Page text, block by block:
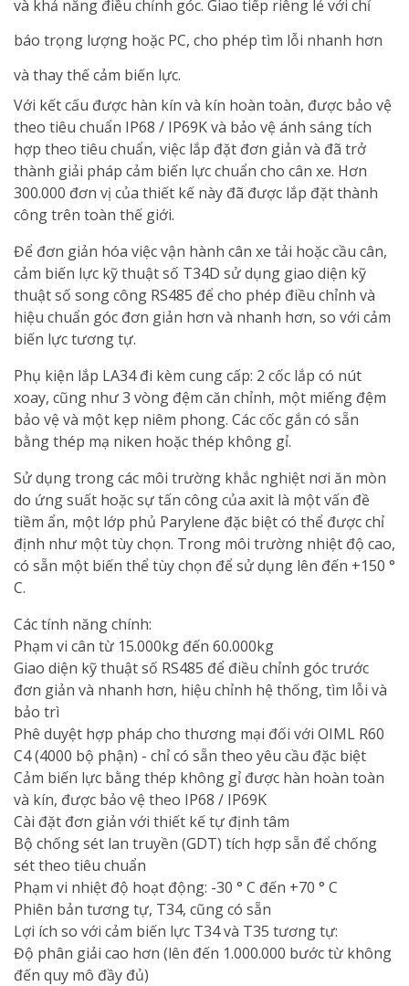
và khả năng điều chỉnh góc. Giao tiếp riêng lẻ với chỉ
báo trọng lượng hoặc PC, cho phép tìm lỗi nhanh hơn
và thay thế cảm biến lực.
Với kết cấu được hàn kín và kín hoàn toàn, được bảo vệ
theo tiêu chuẩn IP68 / IP69K và bảo vệ ánh sáng tích
hợp theo tiêu chuẩn, việc lắp đặt đơn giản và đã trở
thành giải pháp cảm biến lực chuẩn cho cân xe. Hơn
300.000 đơn vị của thiết kế này đã được lắp đặt thành
công trên toàn thế giới.
Để đơn giản hóa việc vận hành cân xe tải hoặc cầu cân,
cảm biến lực kỹ thuật số T34D sử dụng giao diện kỹ
thuật số song công RS485 để cho phép điều chỉnh và
hiệu chuẩn góc đơn giản hơn và nhanh hơn, so với cảm
biến lực tương tự.
Phụ kiện lắp LA34 đi kèm cung cấp: 2 cốc lắp có nút
xoay, cũng như 3 vòng đệm căn chỉnh, một miếng đệm
bảo vệ và một kẹp niêm phong. Các cốc gắn có sẵn
bằng thép mạ niken hoặc thép không gỉ.
Sử dụng trong các môi trường khắc nghiệt nơi ăn mòn
do ứng suất hoặc sự tấn công của axit là một vấn đề
tiềm ẩn, một lớp phủ Parylene đặc biệt có thể được chỉ
định như một tùy chọn. Trong môi trường nhiệt độ cao,
có sẵn một biến thể tùy chọn để sử dụng lên đến +150 °
C.
Các tính năng chính:
Phạm vi cân từ ​​15.000kg đến 60.000kg
Giao diện kỹ thuật số RS485 để điều chỉnh góc trước
đơn giản và nhanh hơn, hiệu chỉnh hệ thống, tìm lỗi và
bảo trì
Phê duyệt hợp pháp cho thương mại đối với OIML R60
C4 (4000 bộ phận) - chỉ có sẵn theo yêu cầu đặc biệt
Cảm biến lực bằng thép không gỉ được hàn hoàn toàn
và kín, được bảo vệ theo IP68 / IP69K
Cài đặt đơn giản với thiết kế tự định tâm
Bộ chống sét lan truyền (GDT) tích hợp sẵn để chống
sét theo tiêu chuẩn
Phạm vi nhiệt độ hoạt động: -30 ° C đến +70 ° C
Phiên bản tương tự, T34, cũng có sẵn
Lợi ích so với cảm biến lực T34 và T35 tương tự:
Độ phân giải cao hơn (lên đến 1.000.000 bước từ không
đến quy mô đầy đủ)